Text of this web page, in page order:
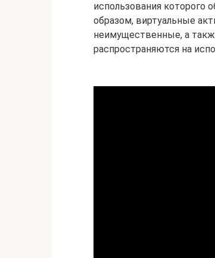
использования которого
образом, виртуальные
неимущественные, а
распространяются на